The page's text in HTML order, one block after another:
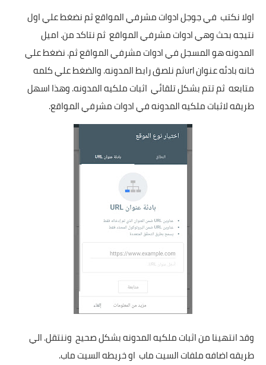
اولا نكتب في جوجل ادوات مشرفي المواقع ثم نضغط علي اول
نتيجه بحث وهي ادوات مشرفي المواقع ثم نتاكد من. اميل
المدونه هو المسجل في ادوات مشرفي المواقع ثم. نضغط علي
خانه بادئه عنوان urlثم نلصق رابط المدونه. والضغط علي كلمه
متابعه ثم تتم بشكل تلقائي اثبات ملكيه المدونه. وهذا اسهل
طريقه لاثبات ملكيه المدونه في ادوات مشرفي المواقع.
وقد انتهينا من اثبات ملكيه المدونه بشكل صحيح وننتقل. الي
طريقه اضافه ملفات السيت ماب او خريطه السيت ماب.